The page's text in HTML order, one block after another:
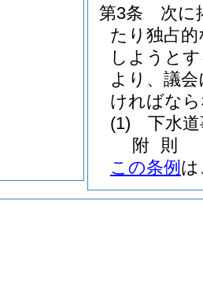
第3条
次に
たり独占
しようと
より、議
ければな
(1)
下水
附 則
この条例 は